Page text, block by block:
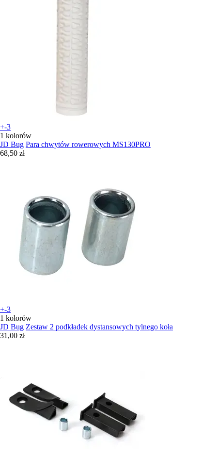
+-3
1 kolorów
JD Bug Para chwytów rowerowych MS130PRO
68,50 zł
+-3
1 kolorów
JD Bug Zestaw 2 podkładek dystansowych tylnego koła
31,00 zł